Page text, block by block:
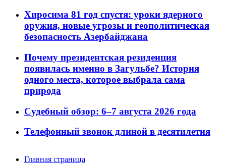
Хиросима 81 год спустя: уроки ядерного
оружия, новые угрозы и геополитическая
безопасность Азербайджана
Почему президентская резиденция
появилась именно в Загульбе? История
одного места, которое выбрала сама
природа
Судебный обзор: 6–7 августа 2026 года
Телефонный звонок длиной в десятилетия
Главная страница